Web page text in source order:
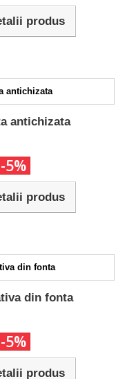
produs
antichizata
-5%
produs
din fonta
-5%
produs